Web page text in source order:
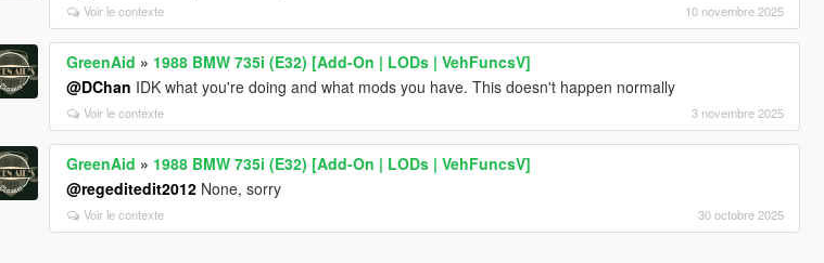
Voir le contexte 10 novembre 2025
GreenAid » 1988 BMW 735i (E32) [Add-On | LODs | VehFuncsV]
@DChan IDK what you're doing and what mods you have. This doesn't happen normally
Voir le contexte 3 novembre 2025
GreenAid » 1988 BMW 735i (E32) [Add-On | LODs | VehFuncsV]
@regeditedit2012 None, sorry
Voir le contexte 30 octobre 2025